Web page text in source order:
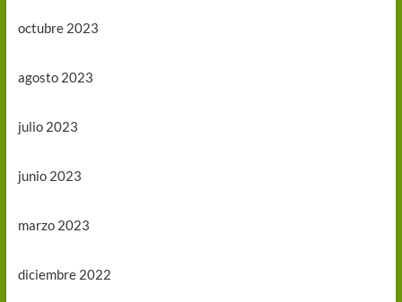
octubre 2023
agosto 2023
julio 2023
junio 2023
marzo 2023
diciembre 2022